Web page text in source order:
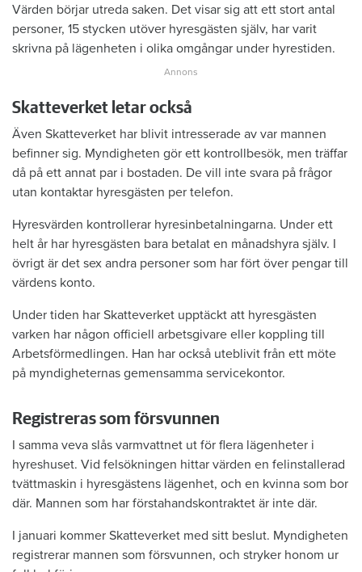
Värden börjar utreda saken. Det visar sig att ett stort antal
personer, 15 stycken utöver hyresgästen själv, har varit
skrivna på lägenheten i olika omgångar under hyrestiden.
Skatteverket letar också
Även Skatteverket har blivit intresserade av var mannen
befinner sig. Myndigheten gör ett kontrollbesök, men träffar
då på ett annat par i bostaden. De vill inte svara på frågor
utan kontaktar hyresgästen per telefon.
Hyresvärden kontrollerar hyresinbetalningarna. Under ett
helt år har hyresgästen bara betalat en månadshyra själv. I
övrigt är det sex andra personer som har fört över pengar till
värdens konto.
Under tiden har Skatteverket upptäckt att hyresgästen
varken har någon officiell arbetsgivare eller koppling till
Arbetsförmedlingen. Han har också uteblivit från ett möte
på myndigheternas gemensamma servicekontor.
Registreras som försvunnen
I samma veva slås varmvattnet ut för flera lägenheter i
hyreshuset. Vid felsökningen hittar värden en felinstallerad
tvättmaskin i hyresgästens lägenhet, och en kvinna som bor
där. Mannen som har förstahandskontraktet är inte där.
I januari kommer Skatteverket med sitt beslut. Myndigheten
registrerar mannen som försvunnen, och stryker honom ur